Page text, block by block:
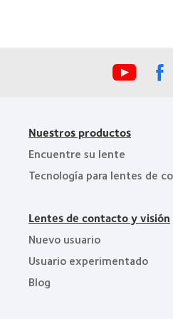
Nuestros productos
Encuentre su lente
Tecnología para lentes de
Lentes de contacto y visión
Nuevo usuario
Usuario experimentado
Blog